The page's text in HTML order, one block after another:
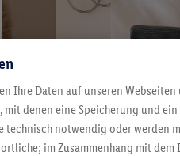
Ihre Daten auf unseren Webseiten
mit denen eine Speicherung und
notwendig oder werden
im Zusammenhang mit dem